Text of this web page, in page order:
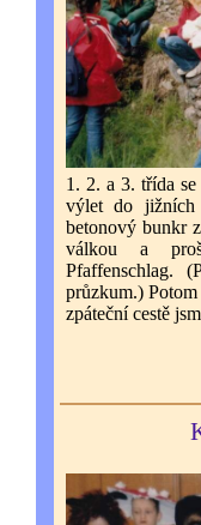
1. 2. a 3. třída
výlet do jižních
betonový bunkr
válkou a
Pfaffenschlag.
průzkum.)
zpáteční cestě